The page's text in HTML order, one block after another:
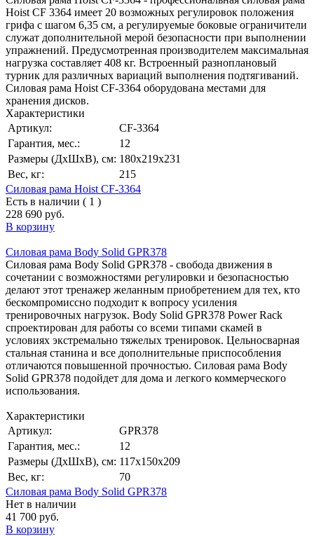
Hoist CF 3364 имеет 20 возможных регулировок положения
грифа с шагом 6,35 см, а регулируемые боковые ограничители
служат дополнительной мерой безопасности при выполнении
упражнений. Предусмотренная производителем максимальная
нагрузка составляет 408 кг. Встроенный разноплановый
турник для различных вариаций выполнения подтягиваний.
Силовая рама Hoist CF-3364 оборудована местами для
хранения дисков.
Характеристики
Артикул:
CF-3364
Гарантия, мес.:
12
Размеры (ДхШхВ), см: 180х219х231
Вес, кг:
215
Силовая рама Hoist CF-3364
Есть в наличии ( 1 )
228 690 руб.
В корзину
Силовая рама Body Solid GPR378
Силовая рама Body Solid GPR378 - свобода движения в
сочетании с возможностями регулировки и безопасностью
делают этот тренажер желанным приобретением для тех, кто
бескомпромиссно подходит к вопросу усиления
тренировочных нагрузок. Body Solid GPR378 Power Rack
спроектирован для работы со всеми типами скамей в
условиях экстремально тяжелых тренировок. Цельносварная
стальная станина и все дополнительные приспособления
отличаются повышенной прочностью. Силовая рама Body
Solid GPR378 подойдет для дома и легкого коммерческого
использования.
Характеристики
Артикул:
GPR378
Гарантия, мес.:
12
Размеры (ДхШхВ), см: 117х150х209
Вес, кг:
70
Силовая рама Body Solid GPR378
Нет в наличии
41 700 руб.
В корзину